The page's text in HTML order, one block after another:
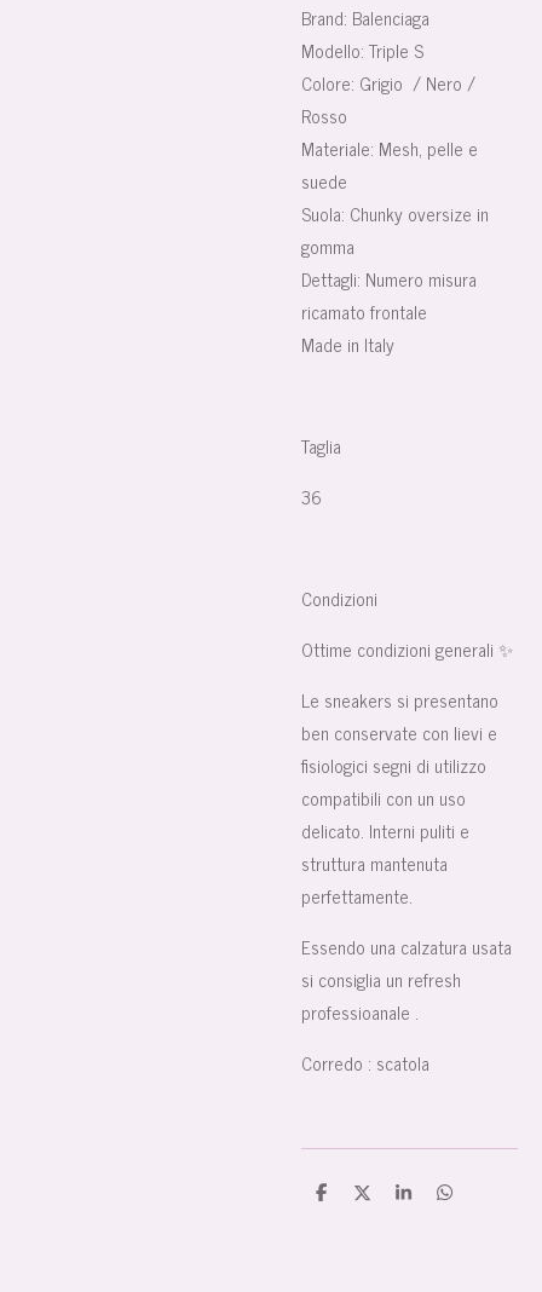
Brand: Balenciaga
Modello: Triple S
Colore: Grigio / Nero /
Rosso
Materiale: Mesh, pelle e
suede
Suola: Chunky oversize in
gomma
Dettagli: Numero misura
ricamato frontale
Made in Italy
Taglia
36
Condizioni
Ottime condizioni generali ✨
Le sneakers si presentano
ben conservate con lievi e
fisiologici segni di utilizzo
compatibili con un uso
delicato. Interni puliti e
struttura mantenuta
perfettamente.
Essendo una calzatura usata
si consiglia un refresh
professioanale .
Corredo : scatola
C C C C